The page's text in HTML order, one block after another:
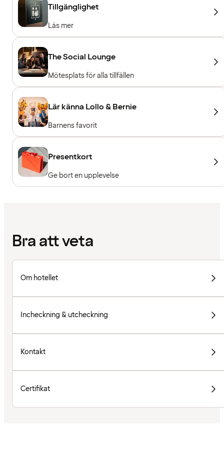
Tillgänglighet
Läs mer
The Social Lounge
Mötesplats för alla tillfällen
Lär känna Lollo & Bernie
Barnens favorit
Presentkort
Ge bort en upplevelse
Bra att veta
Om hotellet
Incheckning & utcheckning
Kontakt
Certifikat